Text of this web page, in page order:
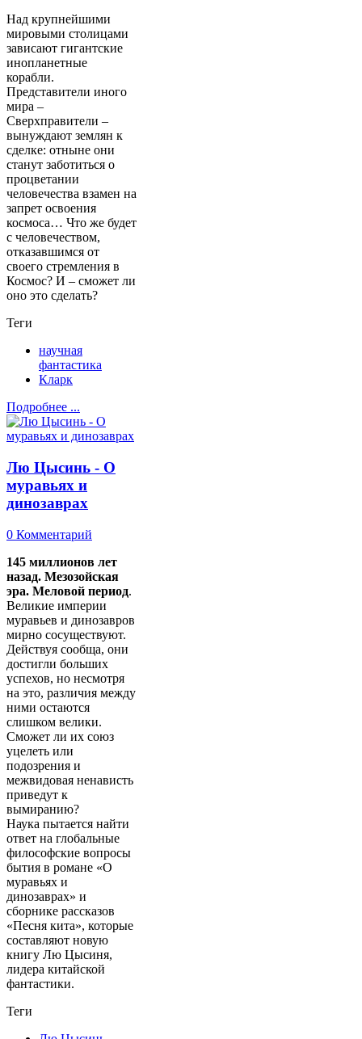
Над крупнейшими
мировыми столицами
зависают гигантские
инопланетные
корабли.
Представители иного
мира –
Сверхправители –
вынуждают землян к
сделке: отныне они
станут заботиться о
процветании
человечества взамен на
запрет освоения
космоса… Что же будет
с человечеством,
отказавшимся от
своего стремления в
Космос? И – сможет ли
оно это сделать?
Теги
научная
фантастика
Кларк
Подробнее ...
Лю Цысинь - О
муравьях и
динозаврах
0 Комментарий
145 миллионов лет
назад. Мезозойская
эра. Меловой период.
Великие империи
муравьев и динозавров
мирно сосуществуют.
Действуя сообща, они
достигли больших
успехов, но несмотря
на это, различия между
ними остаются
слишком велики.
Сможет ли их союз
уцелеть или
подозрения и
межвидовая ненависть
приведут к
вымиранию?
Наука пытается найти
ответ на глобальные
философские вопросы
бытия в романе «О
муравьях и
динозаврах» и
сборнике рассказов
«Песня кита», которые
составляют новую
книгу Лю Цысиня,
лидера китайской
фантастики.
Теги